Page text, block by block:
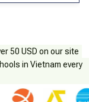
50 USD on our site
in Vietnam every